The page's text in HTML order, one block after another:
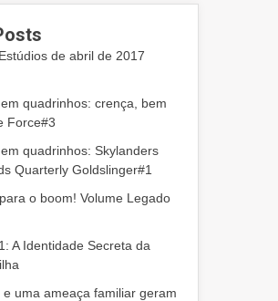
de abril de 2017
quadrinhos: crença, bem
Force#3
quadrinhos: Skylanders
Quarterly Goldslinger#1
o boom! Volume Legado
A Identidade Secreta da
e uma ameaça familiar geram